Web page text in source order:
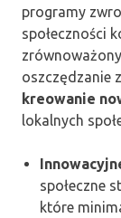
programy
społeczności
oszczędzanie
kreowanie
lokalnych
społeczne
które